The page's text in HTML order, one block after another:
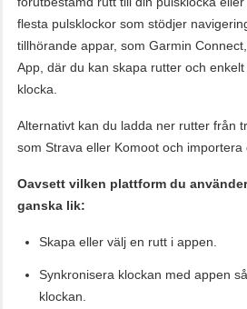
flesta pulsklockor som stödjer
tillhörande appar, som Garmin
App, där du kan skapa rutter och
klocka.
Alternativt kan du ladda ner rutter från
som Strava eller Komoot och importera
Oavsett vilken plattform du
ganska lik:
Skapa eller välj en rutt i appen.
Synkronisera klockan med appen
klockan.